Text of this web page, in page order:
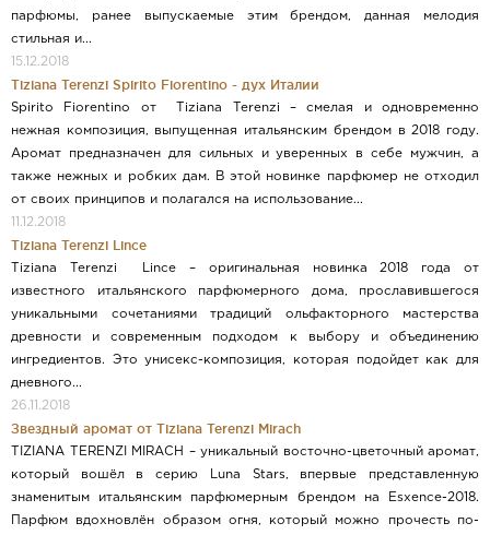
парфюмы, ранее выпускаемые этим брендом, данная мелодия
стильная и...
15.12.2018
Tiziana Terenzi Spirito Fiorentino - дух Италии
Spirito Fiorentino от Tiziana Terenzi – смелая и одновременно
нежная композиция, выпущенная итальянским брендом в 2018 году.
Аромат предназначен для сильных и уверенных в себе мужчин, а
также нежных и робких дам. В этой новинке парфюмер не отходил
от своих принципов и полагался на использование...
11.12.2018
Tiziana Terenzi Lince
Tiziana Terenzi Lince – оригинальная новинка 2018 года от
известного итальянского парфюмерного дома, прославившегося
уникальными сочетаниями традиций ольфакторного мастерства
древности и современным подходом к выбору и объединению
ингредиентов. Это унисекс-композиция, которая подойдет как для
дневного...
26.11.2018
Звездный аромат от Tiziana Terenzi Mirach
TIZIANA TERENZI MIRACH – уникальный восточно-цветочный аромат,
который вошёл в серию Luna Stars, впервые представленную
знаменитым итальянским парфюмерным брендом на Esxence-2018.
Парфюм вдохновлён образом огня, который можно прочесть по-